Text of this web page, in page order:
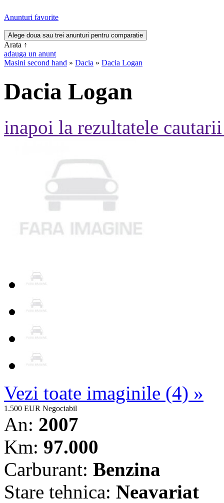
Anunturi favorite
Arata ↑
adauga un anunt
Masini second hand » Dacia » Dacia Logan
Dacia Logan
inapoi la rezultatele
Vezi toate imaginile (4) »
1.500 EUR Negociabil
An: 2007
Km: 97.000
Carburant: Benzina
Stare tehnica: Neavariat